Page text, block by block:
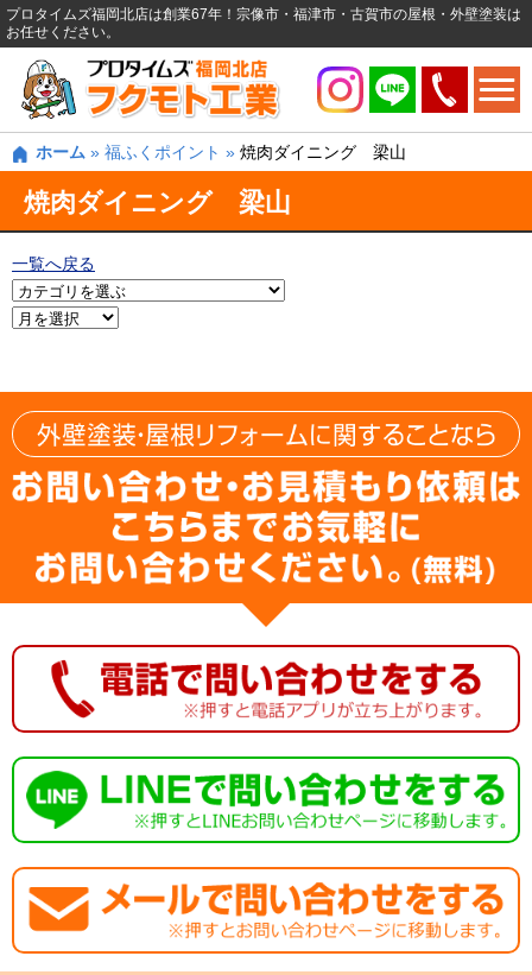
プロタイムズ福岡北店は創業67年！宗像市・福津市・古賀市の屋根・外壁塗装は
お任せください。
ホーム » 福ふくポイント » 焼肉ダイニング 梁山
焼肉ダイニング 梁山
一覧へ戻る